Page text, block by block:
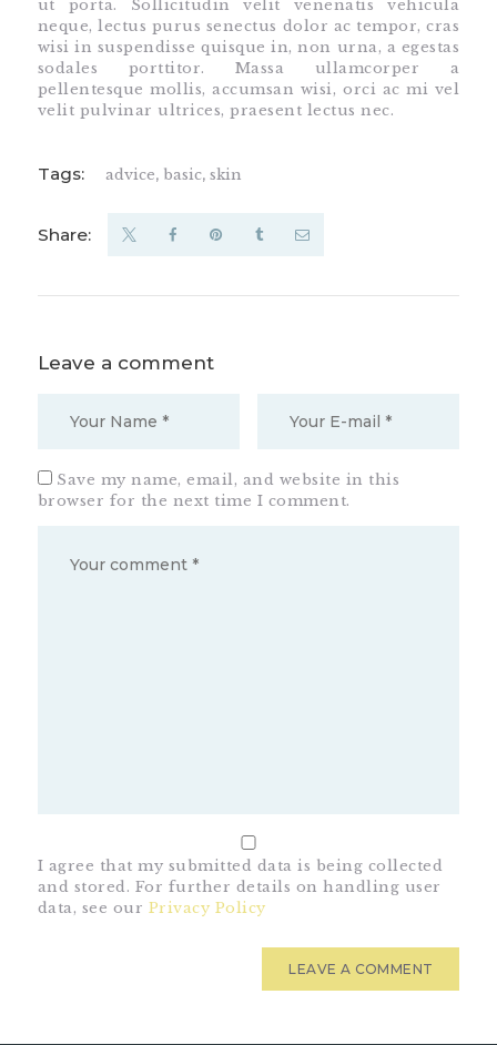
ut porta. Sollicitudin velit venenatis vehicula
neque, lectus purus senectus dolor ac tempor, cras
wisi in suspendisse quisque in, non urna, a egestas
sodales porttitor. Massa ullamcorper a
pellentesque mollis, accumsan wisi, orci ac mi vel
velit pulvinar ultrices, praesent lectus nec.
Tags: advice, basic,skin
Share:
Leave a comment
Save my name, email, and website in this
browser for the next time I comment.
I agree that my submitted data is being collected
and stored. For further details on handling user
data, see our Privacy Policy